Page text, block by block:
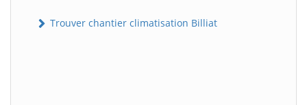
Trouver chantier climatisation Billiat